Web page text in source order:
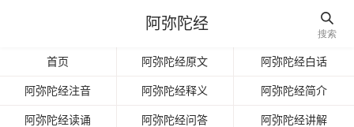
阿弥陀经 
搜索
首页 阿弥陀经原文 阿弥陀经白话
阿弥陀经注音 阿弥陀经释义 阿弥陀经简介
阿弥陀经读诵 阿弥陀经问答 阿弥陀经讲解